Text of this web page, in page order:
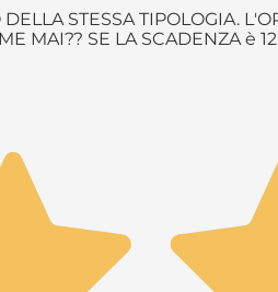
STESSA TIPOLOGIA.
MAI?? SE LA SCADENZA è